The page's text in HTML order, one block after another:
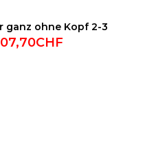
ganz ohne Kopf 2-3